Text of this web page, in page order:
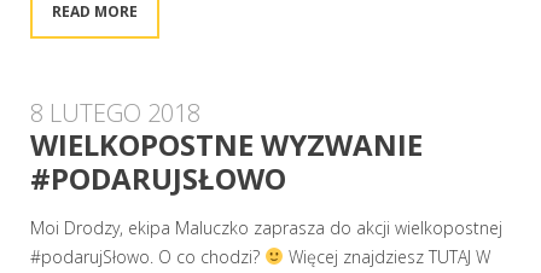
READ MORE
8 LUTEGO 2018
WIELKOPOSTNE WYZWANIE
#PODARUJSŁOWO
Moi Drodzy, ekipa Maluczko zaprasza do akcji wielkopostnej
#podarujSłowo. O co chodzi?
Więcej znajdziesz TUTAJ W